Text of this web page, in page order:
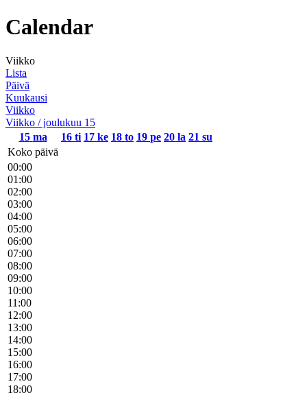
Calendar
Viikko
Lista
Päivä
Kuukausi
Viikko
Viikko / joulukuu 15
15 ma 16 ti 17 ke 18 to 19 pe 20 la 21 su
Koko päivä
00:00
01:00
02:00
03:00
04:00
05:00
06:00
07:00
08:00
09:00
10:00
11:00
12:00
13:00
14:00
15:00
16:00
17:00
18:00